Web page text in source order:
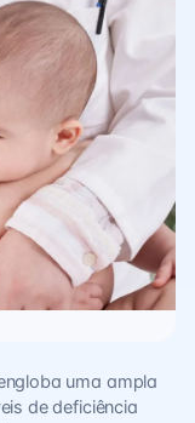
uma ampla
de deficiência